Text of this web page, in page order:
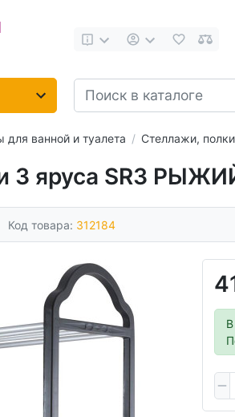
для ванной и туалета Стеллажи, полки
3 яруса SR3
Код товара: 312184